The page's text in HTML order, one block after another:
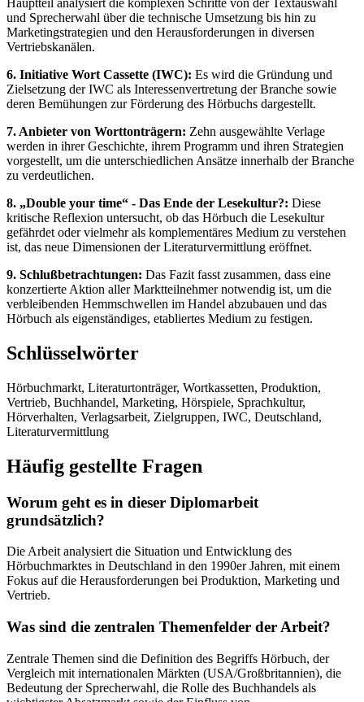
Hauptteil analysiert die komplexen Schritte von der Textauswahl
und Sprecherwahl über die technische Umsetzung bis hin zu
Marketingstrategien und den Herausforderungen in diversen
Vertriebskanälen.
6. Initiative Wort Cassette (IWC): Es wird die Gründung und
Zielsetzung der IWC als Interessenvertretung der Branche sowie
deren Bemühungen zur Förderung des Hörbuchs dargestellt.
7. Anbieter von Worttonträgern: Zehn ausgewählte Verlage
werden in ihrer Geschichte, ihrem Programm und ihren Strategien
vorgestellt, um die unterschiedlichen Ansätze innerhalb der Branche
zu verdeutlichen.
8. „Double your time“ - Das Ende der Lesekultur?: Diese
kritische Reflexion untersucht, ob das Hörbuch die Lesekultur
gefährdet oder vielmehr als komplementäres Medium zu verstehen
ist, das neue Dimensionen der Literaturvermittlung eröffnet.
9. Schlußbetrachtungen: Das Fazit fasst zusammen, dass eine
konzertierte Aktion aller Marktteilnehmer notwendig ist, um die
verbleibenden Hemmschwellen im Handel abzubauen und das
Hörbuch als eigenständiges, etabliertes Medium zu festigen.
Schlüsselwörter
Hörbuchmarkt, Literaturtonträger, Wortkassetten, Produktion,
Vertrieb, Buchhandel, Marketing, Hörspiele, Sprachkultur,
Hörverhalten, Verlagsarbeit, Zielgruppen, IWC, Deutschland,
Literaturvermittlung
Häufig gestellte Fragen
Worum geht es in dieser Diplomarbeit
grundsätzlich?
Die Arbeit analysiert die Situation und Entwicklung des
Hörbuchmarktes in Deutschland in den 1990er Jahren, mit einem
Fokus auf die Herausforderungen bei Produktion, Marketing und
Vertrieb.
Was sind die zentralen Themenfelder der Arbeit?
Zentrale Themen sind die Definition des Begriffs Hörbuch, der
Vergleich mit internationalen Märkten (USA/Großbritannien), die
Bedeutung der Sprecherwahl, die Rolle des Buchhandels als